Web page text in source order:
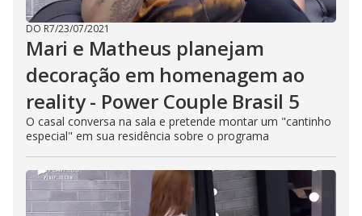
DO R7/23/07/2021
Mari e Matheus planejam
decoração em homenagem ao
reality - Power Couple Brasil 5
O casal conversa na sala e pretende montar um "cantinho
especial" em sua residência sobre o programa